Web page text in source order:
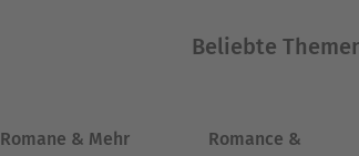
Beliebte
Romane & Mehr Romance &